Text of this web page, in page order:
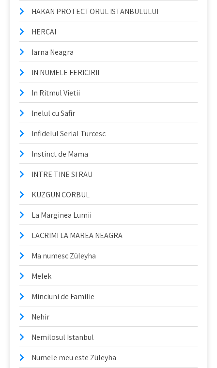
HAKAN PROTECTORUL ISTANBULULUI
HERCAI
Iarna Neagra
IN NUMELE FERICIRII
In Ritmul Vietii
Inelul cu Safir
Infidelul Serial Turcesc
Instinct de Mama
INTRE TINE SI RAU
KUZGUN CORBUL
La Marginea Lumii
LACRIMI LA MAREA NEAGRA
Ma numesc Züleyha
Melek
Minciuni de Familie
Nehir
Nemilosul Istanbul
Numele meu este Züleyha